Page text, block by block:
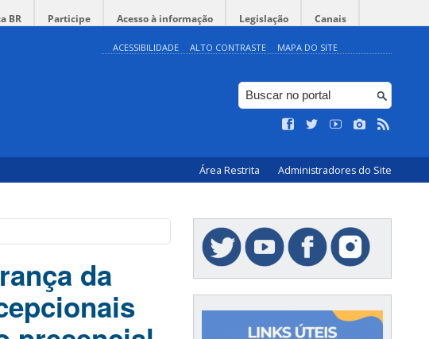
BR Participe Acesso à informação Legislação Canais
ACESSIBILIDADE ALTO CONTRASTE MAPA DO SITE
Área Restrita Administradores do Site
da